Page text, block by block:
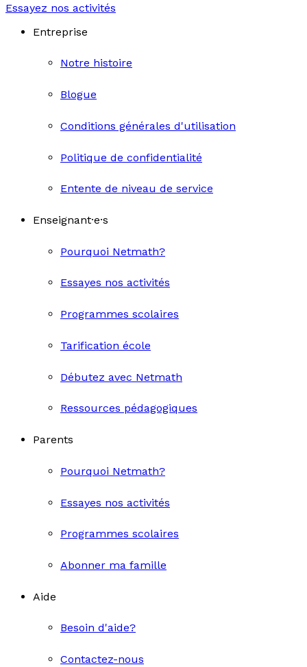
Essayez nos activités
Entreprise
Notre histoire
Blogue
Conditions générales d'utilisation
Politique de confidentialité
Entente de niveau de service
Enseignant·e·s
Pourquoi Netmath?
Essayes nos activités
Programmes scolaires
Tarification école
Débutez avec Netmath
Ressources pédagogiques
Parents
Pourquoi Netmath?
Essayes nos activités
Programmes scolaires
Abonner ma famille
Aide
Besoin d'aide?
Contactez-nous